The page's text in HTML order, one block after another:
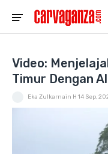
Video:
Timur Dengan
Eka Zulkarnain H 14 Sep,